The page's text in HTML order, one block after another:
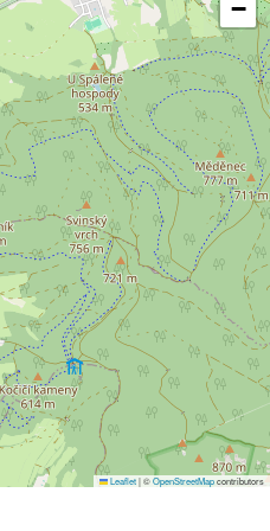
−
Leaflet|©OpenStreetMapcontributors